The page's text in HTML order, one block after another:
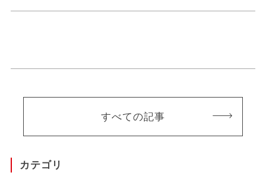
すべての記事
カテゴリ